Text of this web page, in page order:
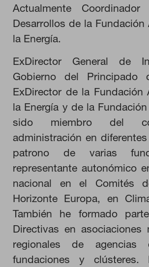
Actualmente
Desarrollos de la Fundación
la Energía.
ExDirector General de
Gobierno del Principado
ExDirector de la Fundación
la Energía y de la
sido miembro del
administración en
patrono de varias
representante autonómico
nacional en el Comités
Horizonte Europa, en
También he formado
Directivas en asociaciones
regionales de agencias
fundaciones y clústeres.
RECHAZAR
HABILITAR TODO
Cookies necesarias
Estas cookies son necesarias para que
no se pueden desactivar en nuestros
configurar su navegador para bloquear o
cookies, pero alguna áreas del sitio no
cookies no almacenan ninguna
personal.
Cookies de rendimiento
Estas cookies nos permiten contar las
mejorarlo. Nos ayudan a saber qué
menos visitadas, y cómo los visitantes
Toda la información que recogen estas
por lo tanto, es anónima.
GUARDAR